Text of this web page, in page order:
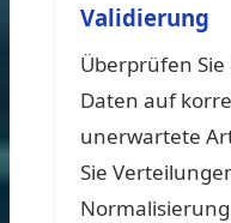
Validierung
Überprüfen
Daten auf
unerwartete
Sie